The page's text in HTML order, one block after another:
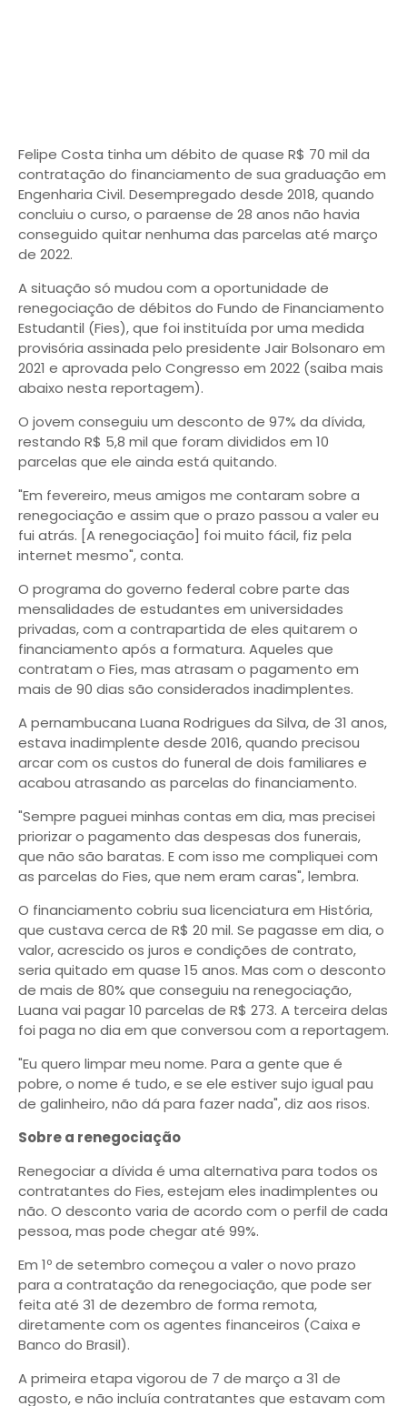
Felipe Costa tinha um débito de quase R$ 70 mil da
contratação do financiamento de sua graduação em
Engenharia Civil. Desempregado desde 2018, quando
concluiu o curso, o paraense de 28 anos não havia
conseguido quitar nenhuma das parcelas até março
de 2022.
A situação só mudou com a oportunidade de
renegociação de débitos do Fundo de Financiamento
Estudantil (Fies), que foi instituída por uma medida
provisória assinada pelo presidente Jair Bolsonaro em
2021 e aprovada pelo Congresso em 2022 (saiba mais
abaixo nesta reportagem).
O jovem conseguiu um desconto de 97% da dívida,
restando R$ 5,8 mil que foram divididos em 10
parcelas que ele ainda está quitando.
"Em fevereiro, meus amigos me contaram sobre a
renegociação e assim que o prazo passou a valer eu
fui atrás. [A renegociação] foi muito fácil, fiz pela
internet mesmo", conta.
O programa do governo federal cobre parte das
mensalidades de estudantes em universidades
privadas, com a contrapartida de eles quitarem o
financiamento após a formatura. Aqueles que
contratam o Fies, mas atrasam o pagamento em
mais de 90 dias são considerados inadimplentes.
A pernambucana Luana Rodrigues da Silva, de 31 anos,
estava inadimplente desde 2016, quando precisou
arcar com os custos do funeral de dois familiares e
acabou atrasando as parcelas do financiamento.
"Sempre paguei minhas contas em dia, mas precisei
priorizar o pagamento das despesas dos funerais,
que não são baratas. E com isso me compliquei com
as parcelas do Fies, que nem eram caras", lembra.
O financiamento cobriu sua licenciatura em História,
que custava cerca de R$ 20 mil. Se pagasse em dia, o
valor, acrescido os juros e condições de contrato,
seria quitado em quase 15 anos. Mas com o desconto
de mais de 80% que conseguiu na renegociação,
Luana vai pagar 10 parcelas de R$ 273. A terceira delas
foi paga no dia em que conversou com a reportagem.
"Eu quero limpar meu nome. Para a gente que é
pobre, o nome é tudo, e se ele estiver sujo igual pau
de galinheiro, não dá para fazer nada", diz aos risos.
Sobre a renegociação
Renegociar a dívida é uma alternativa para todos os
contratantes do Fies, estejam eles inadimplentes ou
não. O desconto varia de acordo com o perfil de cada
pessoa, mas pode chegar até 99%.
Em 1º de setembro começou a valer o novo prazo
para a contratação da renegociação, que pode ser
feita até 31 de dezembro de forma remota,
diretamente com os agentes financeiros (Caixa e
Banco do Brasil).
A primeira etapa vigorou de 7 de março a 31 de
agosto, e não incluía contratantes que estavam com